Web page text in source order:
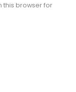
this browser for